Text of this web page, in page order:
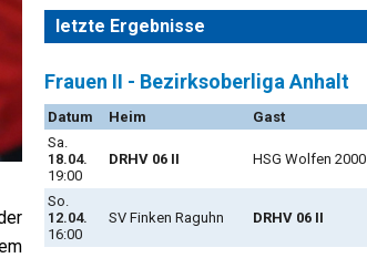
letzte Ergebnisse
Frauen II - Bezirksoberliga Anhalt
Datum Heim Gast
Sa.
18.04.
19:00
DRHV 06 II HSG Wolfen 2000
So.
12.04.
16:00
SV Finken Raguhn DRHV 06 II